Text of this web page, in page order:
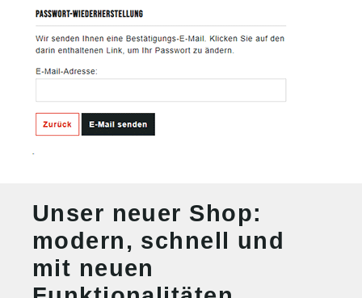
Unser neuer Shop:
modern, schnell und
mit neuen